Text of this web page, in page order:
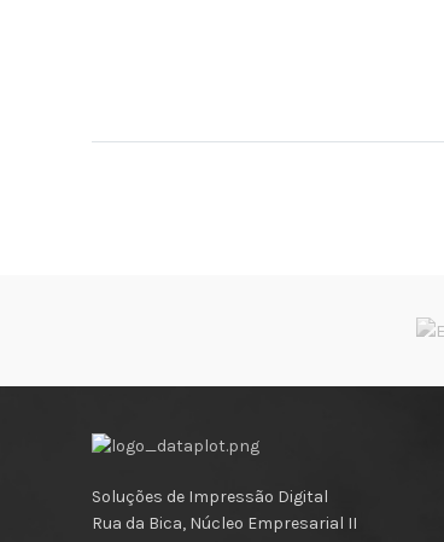
Soluções de Impressão Digital
Rua da Bica, Núcleo Empresarial II